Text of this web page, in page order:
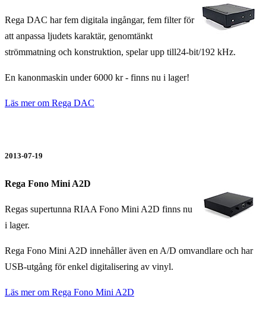
Rega DAC har fem digitala ingångar, fem filter för
att anpassa ljudets karaktär, genomtänkt
strömmatning och konstruktion, spelar upp till24-bit/192 kHz.
En kanonmaskin under 6000 kr - finns nu i lager!
Läs mer om Rega DAC
2013-07-19
Rega Fono Mini A2D
Regas supertunna RIAA Fono Mini A2D finns nu
i lager.
Rega Fono Mini A2D innehåller även en A/D omvandlare och har
USB-utgång för enkel digitalisering av vinyl.
Läs mer om Rega Fono Mini A2D